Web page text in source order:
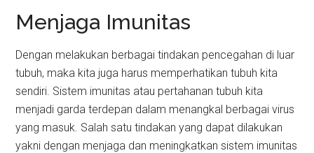
Menjaga Imunitas
Dengan melakukan berbagai tindakan pencegahan di luar
tubuh, maka kita juga harus memperhatikan tubuh kita
sendiri. Sistem imunitas atau pertahanan tubuh kita
menjadi garda terdepan dalam menangkal berbagai virus
yang masuk. Salah satu tindakan yang dapat dilakukan
yakni dengan menjaga dan meningkatkan sistem imunitas